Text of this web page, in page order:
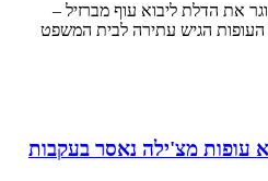
את הדלת ליבוא עוף מברזיל –
העופות הגיש עתירה לבית המשפט
עופות מצ'ילה נאסר בעקבות